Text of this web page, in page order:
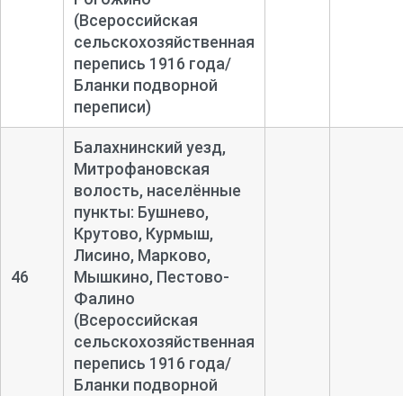
(Всероссийская
сельскохозяйственная
перепись 1916 года/
Бланки подворной
переписи)
46
Балахнинский уезд,
Митрофановская
волость, населённые
пункты: Бушнево,
Крутово, Курмыш,
Лисино, Марково,
Мышкино, Пестово-
Фалино
(Всероссийская
сельскохозяйственная
перепись 1916 года/
Бланки подворной